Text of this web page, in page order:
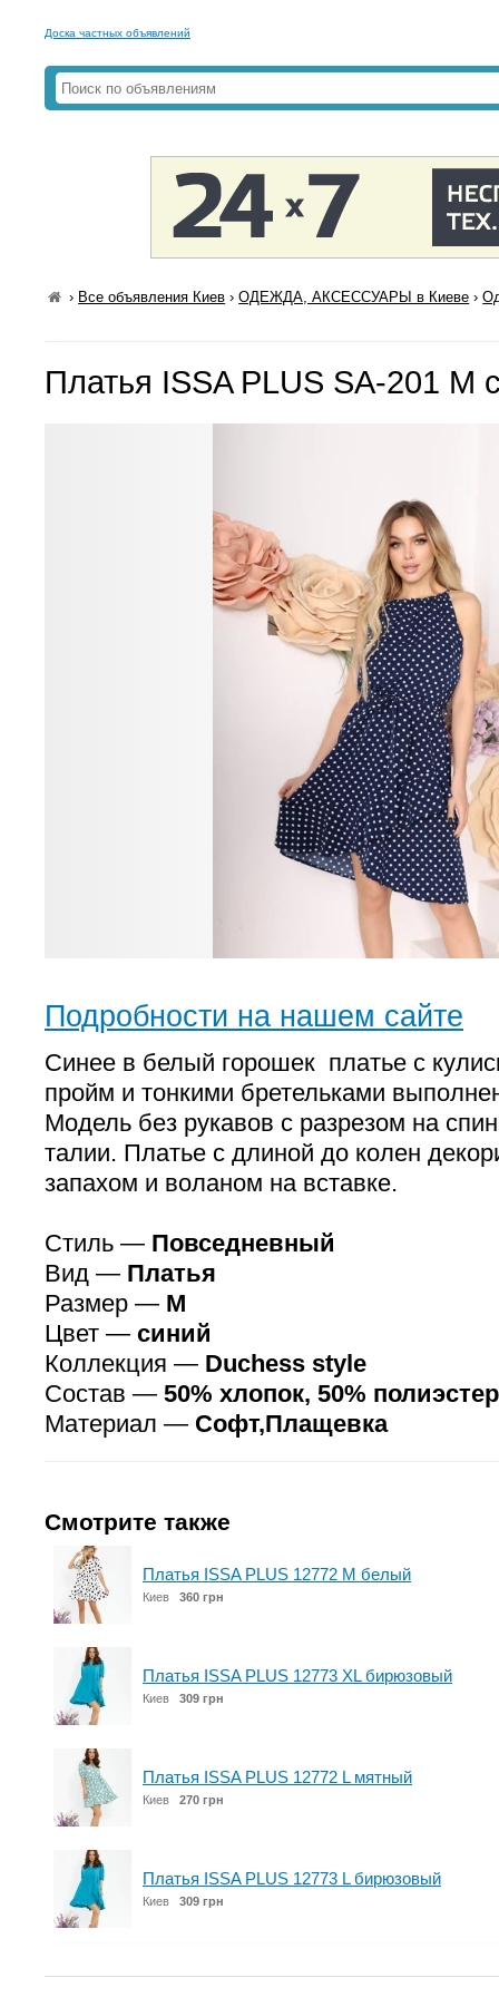
Доска частных объявлений
› Все объявления Киев ›ОДЕЖДА, АКСЕССУАРЫ в Киеве ›
Платья ISSA PLUS SA-201 M
Подробности на нашем сайте
Синее в белый горошек платье с
пройм и тонкими бретельками
Модель без рукавов с разрезом на
талии. Платье с длиной до колен
запахом и воланом на вставке.
Стиль — Повседневный
Вид — Платья
Размер — M
Цвет — синий
Коллекция — Duchess style
Состав — 50% хлопок, 50% полиэстер
Материал — Софт,Плащевка
Смотрите также
Платья ISSA PLUS 12772 M белый
Киев 360 грн
Платья ISSA PLUS 12773 XL бирюзовый
Киев 309 грн
Платья ISSA PLUS 12772 L мятный
Киев 270 грн
Платья ISSA PLUS 12773 L бирюзовый
Киев 309 грн